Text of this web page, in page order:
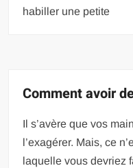
habiller une petite
Comment avoir
Il s’avère que vos
l’exagérer. Mais, ce
laquelle vous devriez